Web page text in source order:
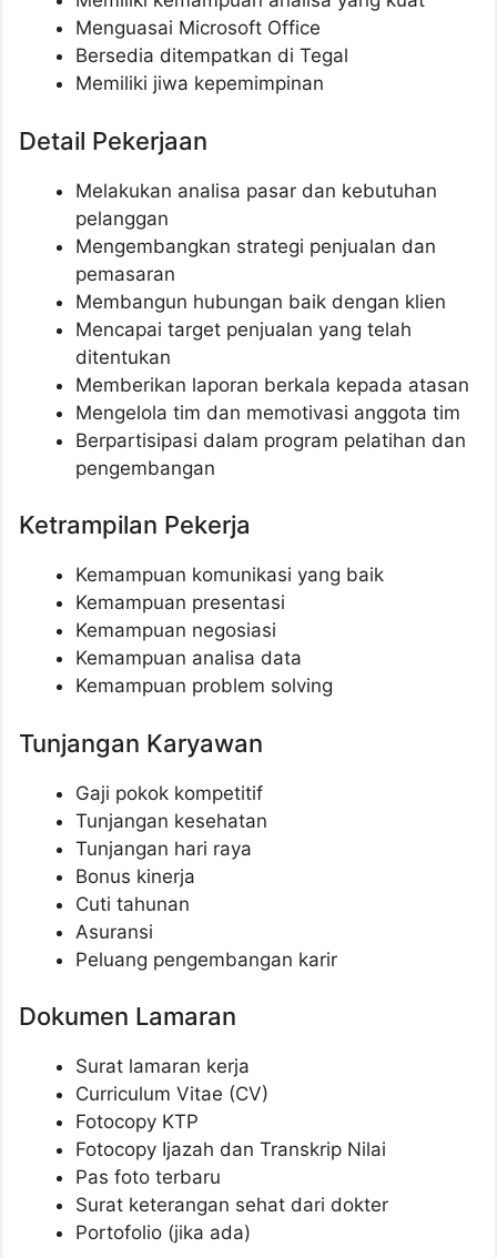
Menguasai Microsoft Office
Bersedia ditempatkan di Tegal
Memiliki jiwa kepemimpinan
Detail Pekerjaan
Melakukan analisa pasar dan kebutuhan
pelanggan
Mengembangkan strategi penjualan dan
pemasaran
Membangun hubungan baik dengan klien
Mencapai target penjualan yang telah
ditentukan
Memberikan laporan berkala kepada atasan
Mengelola tim dan memotivasi anggota tim
Berpartisipasi dalam program pelatihan dan
pengembangan
Ketrampilan Pekerja
Kemampuan komunikasi yang baik
Kemampuan presentasi
Kemampuan negosiasi
Kemampuan analisa data
Kemampuan problem solving
Tunjangan Karyawan
Gaji pokok kompetitif
Tunjangan kesehatan
Tunjangan hari raya
Bonus kinerja
Cuti tahunan
Asuransi
Peluang pengembangan karir
Dokumen Lamaran
Surat lamaran kerja
Curriculum Vitae (CV)
Fotocopy KTP
Fotocopy Ijazah dan Transkrip Nilai
Pas foto terbaru
Surat keterangan sehat dari dokter
Portofolio (jika ada)